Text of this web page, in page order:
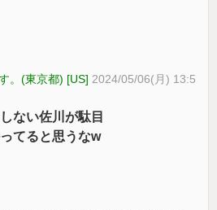
。(東京都) [US] 2024/05/06(月) 13:5
ない佐川が駄目
てると思うなw